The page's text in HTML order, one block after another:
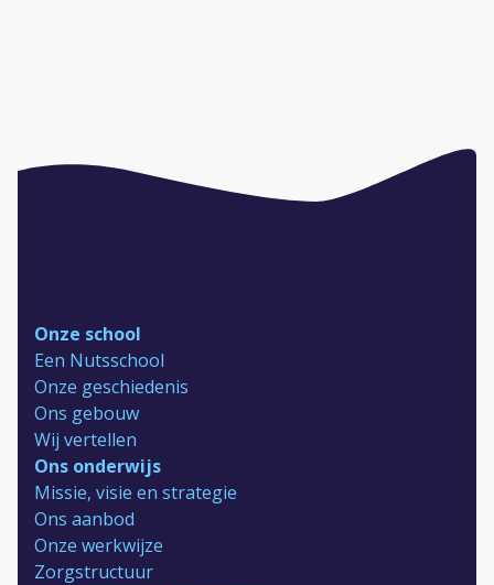
Onze school
Een Nutsschool
Onze geschiedenis
Ons gebouw
Wij vertellen
Ons onderwijs
Missie, visie en strategie
Ons aanbod
Onze werkwijze
Zorgstructuur